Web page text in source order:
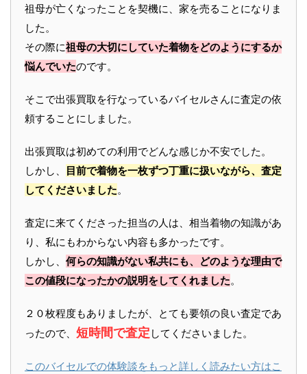
祖母が亡くなったことを契機に、家を売ることになりま
した。
その際に祖母の大切にしていた着物をどのようにするか
悩んでいたのです。
そこで出張買取を行なっているバイセルさんに査定の依
頼することにしました。
出張買取は初めての利用でどんな感じか不安でした。
しかし、
目前で着物を一枚ずつ丁重に扱いながら、査定
してくださいました。
査定に来てくださった担当の人は、相当着物の知識があ
り、私にもわからない内容も多かったです。
しかし、 何らの知識がない私共にも、どのような理由で
この値段になったかの説明をしてくれました。
２０枚程度もありましたが、とても要領の良い査定であ
ったので、 短時間で査定 してくださいました。
このバイセルでの体験談をもっと詳しく読みたい方はこ